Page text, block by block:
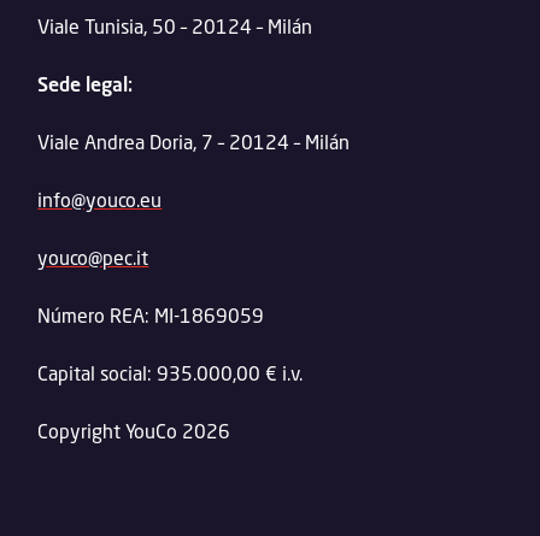
Viale Tunisia, 50 – 20124 – Milán
Sede legal:
Viale Andrea Doria, 7 – 20124 – Milán
info@youco.eu
youco@pec.it
Número REA: MI-1869059
Capital social: 935.000,00 € i.v.
Copyright YouCo 2026